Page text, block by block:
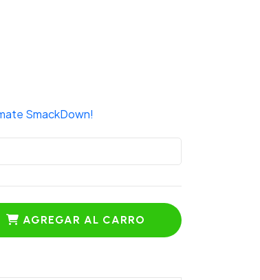
SmackDown!
AGREGAR AL CARRO